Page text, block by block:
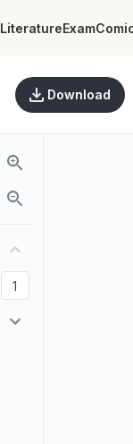
LiteratureExam
Download